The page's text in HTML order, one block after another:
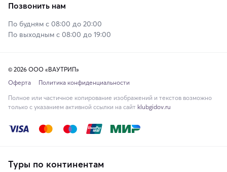
Позвонить нам
По будням с 08:00 до 20:00
По выходным с 08:00 до 19:00
© 2026 ООО «ВАУТРИП»
Оферта
Политика конфиденциальности
Полное или частичное копирование изображений и текстов возможно
только с указанием активной ссылки на сайт klubgidov.ru
Туры по континентам